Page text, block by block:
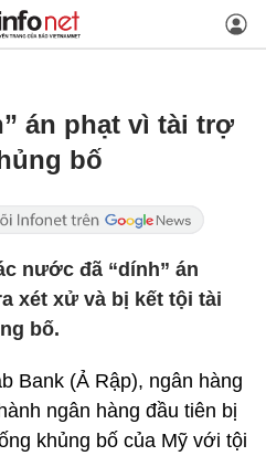
án phạt vì tài trợ
bố
nước đã “dính” án
xét xử và bị kết tội tài
bố.
Bank (Ả Rập), ngân hàng
ngân hàng đầu tiên bị
khủng bố của Mỹ với tội